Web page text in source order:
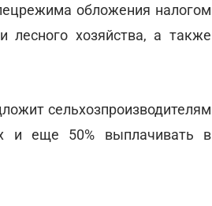
обложения налогом
лесного хозяйства, а также
сельхозпроизводителям
и еще 50% выплачивать в